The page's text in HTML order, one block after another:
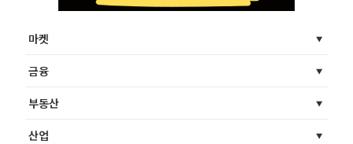
마켓
금융
부동산
산업